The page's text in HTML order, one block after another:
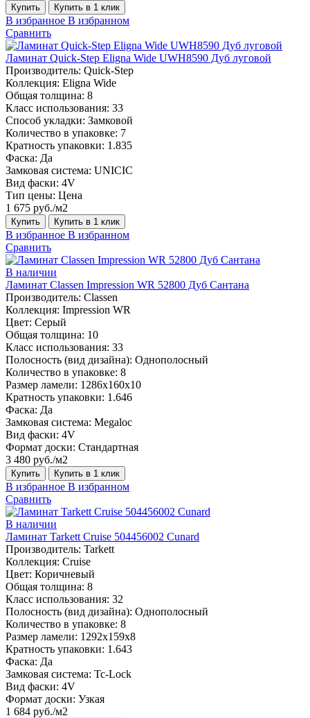
Купить Купить в 1 клик
В избранное В избранном
Сравнить
Ламинат Quick-Step Eligna Wide UWH8590 Дуб луговой
Производитель: Quick-Step
Коллекция: Eligna Wide
Общая толщина: 8
Класс использования: 33
Способ укладки: Замковой
Количество в упаковке: 7
Кратность упаковки: 1.835
Фаска: Да
Замковая система: UNICIC
Вид фаски: 4V
Тип цены: Цена
1 675 руб./м2
Купить Купить в 1 клик
В избранное В избранном
Сравнить
В наличии
Ламинат Classen Impression WR 52800 Дуб Сантана
Производитель: Classen
Коллекция: Impression WR
Цвет: Серый
Общая толщина: 10
Класс использования: 33
Полосность (вид дизайна): Однополосный
Количество в упаковке: 8
Размер ламели: 1286х160х10
Кратность упаковки: 1.646
Фаска: Да
Замковая система: Megaloc
Вид фаски: 4V
Формат доски: Стандартная
3 480 руб./м2
Купить Купить в 1 клик
В избранное В избранном
Сравнить
В наличии
Ламинат Tarkett Cruise 504456002 Cunard
Производитель: Tarkett
Коллекция: Cruise
Цвет: Коричневый
Общая толщина: 8
Класс использования: 32
Полосность (вид дизайна): Однополосный
Количество в упаковке: 8
Размер ламели: 1292х159х8
Кратность упаковки: 1.643
Фаска: Да
Замковая система: Tc-Lock
Вид фаски: 4V
Формат доски: Узкая
1 684 руб./м2